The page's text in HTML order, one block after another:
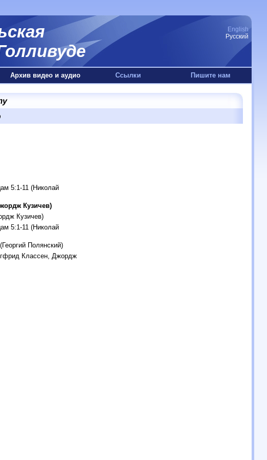
English
Русский
Архив видео и аудио Ссылки Пишите нам
5:1-11 (Николай
Кузичев)
Кузичев)
5:1-11 (Николай
Полянский)
Классен, Джордж